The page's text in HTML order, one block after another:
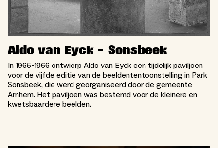
Aldo van Eyck - Sonsbeek
In 1965-1966 ontwierp Aldo van Eyck een tijdelijk paviljoen
voor de vijfde editie van de beeldententoonstelling in Park
Sonsbeek, die werd georganiseerd door de gemeente
Arnhem. Het paviljoen was bestemd voor de kleinere en
kwetsbaardere beelden.